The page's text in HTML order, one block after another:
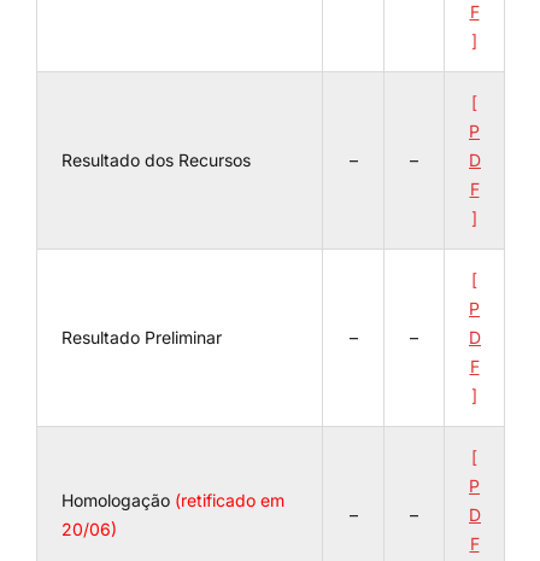
F
]
Resultado dos Recursos – –
[
P
D
F
]
Resultado Preliminar – –
[
P
D
F
]
Homologação (retificado em
20/06)
– –
[
P
D
F